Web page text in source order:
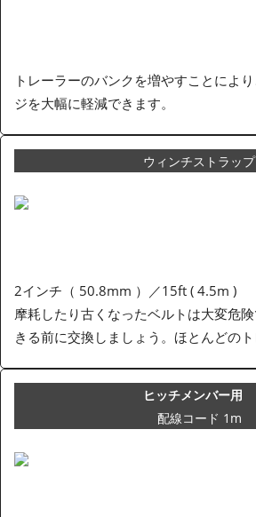
トレーラーのバンクを増やすことによ
ジを大幅に軽減できます。
ウィンチストラップ
2インチ（ 50.8mm ）／15ft ( 4.5m )
摩耗したり古くなったベルトは大変危
きる前に交換しましょう。ほとんどのト
ヒッチメンバー用
配線コード 1m